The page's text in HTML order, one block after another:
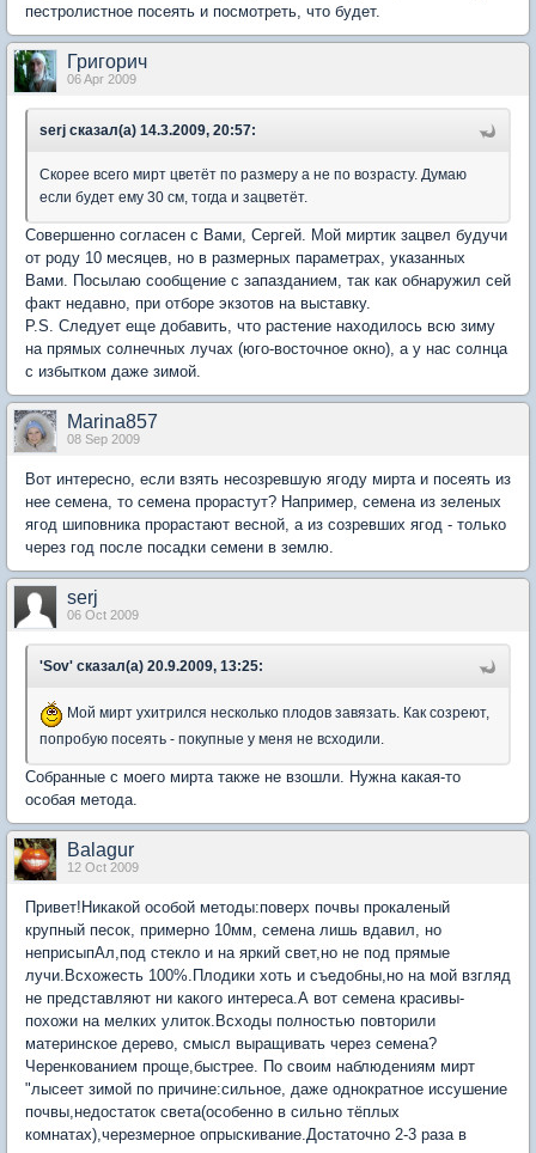
пестролистное посеять и посмотреть, что будет.
Григорич
06 Apr 2009
serj сказал(а) 14.3.2009, 20:57:
Скорее всего мирт цветёт по размеру а не по возрасту. Думаю
если будет ему 30 см, тогда и зацветёт.
Совершенно согласен с Вами, Сергей. Мой миртик зацвел будучи
от роду 10 месяцев, но в размерных параметрах, указанных
Вами. Посылаю сообщение с запазданием, так как обнаружил сей
факт недавно, при отборе экзотов на выставку.
P.S. Следует еще добавить, что растение находилось всю зиму
на прямых солнечных лучах (юго-восточное окно), а у нас солнца
с избытком даже зимой.
Marina857
08 Sep 2009
Вот интересно, если взять несозревшую ягоду мирта и посеять из
нее семена, то семена прорастут? Например, семена из зеленых
ягод шиповника прорастают весной, а из созревших ягод - только
через год после посадки семени в землю.
serj
06 Oct 2009
'Sov' сказал(а) 20.9.2009, 13:25:
Мой мирт ухитрился несколько плодов завязать. Как созреют,
попробую посеять - покупные у меня не всходили.
Собранные с моего мирта также не взошли. Нужна какая-то
особая метода.
Balagur
12 Oct 2009
Привет!Никакой особой методы:поверх почвы прокаленый
крупный песок, примерно 10мм, семена лишь вдавил, но
неприсыпАл,под стекло и на яркий свет,но не под прямые
лучи.Всхожесть 100%.Плодики хоть и съедобны,но на мой взгляд
не представляют ни какого интереса.А вот семена красивы-
похожи на мелких улиток.Всходы полностью повторили
материнское дерево, смысл выращивать через семена?
Черенкованием проще,быстрее. По своим наблюдениям мирт
"лысеет зимой по причине:сильное, даже однократное иссушение
почвы,недостаток света(особенно в сильно тёплых
комнатах),черезмерное опрыскивание.Достаточно 2-3 раза в